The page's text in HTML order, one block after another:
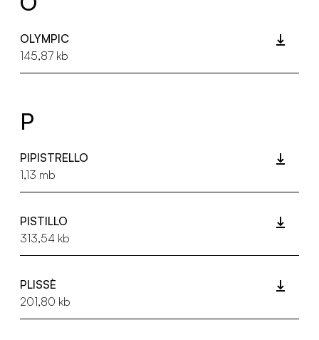
OLYMPIC
145,87 kb
P
PIPISTRELLO
1,13 mb
PISTILLO
313,54 kb
PLISSÈ
201,80 kb